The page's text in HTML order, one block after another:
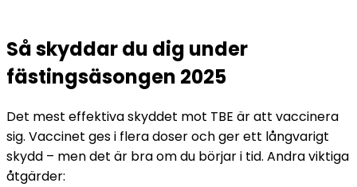
Så skyddar du dig under
fästingsäsongen 2025
Det mest effektiva skyddet mot TBE är att vaccinera
sig. Vaccinet ges i flera doser och ger ett långvarigt
skydd – men det är bra om du börjar i tid. Andra viktiga
åtgärder: